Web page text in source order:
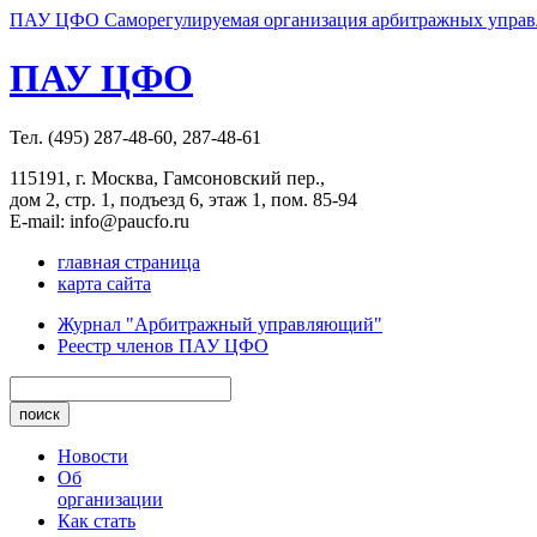
ПАУ ЦФО Саморегулируемая организация арбитражных
ПАУ ЦФО
Тел. (495) 287-48-60, 287-48-61
115191, г. Москва, Гамсоновский пер.,
дом 2, стр. 1, подъезд 6, этаж 1, пом. 85-94
E-mail: info@paucfo.ru
главная страница
карта сайта
Журнал "Арбитражный управляющий"
Реестр членов ПАУ ЦФО
Новости
Об
организации
Как стать